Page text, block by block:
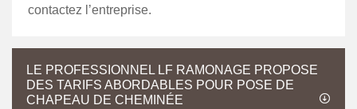
contactez l’entreprise.
LE PROFESSIONNEL LF RAMONAGE PROPOSE
DES TARIFS ABORDABLES POUR POSE DE
CHAPEAU DE CHEMINÉE